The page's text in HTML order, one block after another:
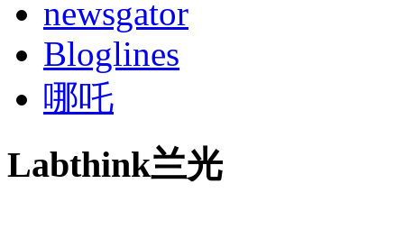
newsgator
Bloglines
哪吒
Labthink兰光